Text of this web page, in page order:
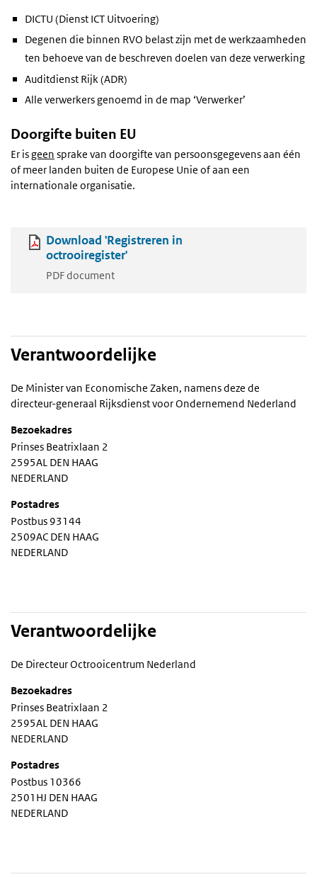
DICTU (Dienst ICT Uitvoering)
Degenen die binnen RVO belast zijn met de werkzaamheden
ten behoeve van de beschreven doelen van deze verwerking
Auditdienst Rijk (ADR)
Alle verwerkers genoemd in de map ‘Verwerker’
Doorgifte buiten EU
Er isgeen sprake van doorgifte van persoonsgegevens aan één
of meer landen buiten de Europese Unie of aan een
internationale organisatie.
Download 'Registreren in
octrooiregister'
PDF document
Verantwoordelijke
De Minister van Economische Zaken, namens deze de
directeur-generaal Rijksdienst voor Ondernemend Nederland
Bezoekadres
Prinses Beatrixlaan 2
2595AL DEN HAAG
NEDERLAND
Postadres
Postbus 93144
2509AC DEN HAAG
NEDERLAND
Verantwoordelijke
De Directeur Octrooicentrum Nederland
Bezoekadres
Prinses Beatrixlaan 2
2595AL DEN HAAG
NEDERLAND
Postadres
Postbus 10366
2501HJ DEN HAAG
NEDERLAND